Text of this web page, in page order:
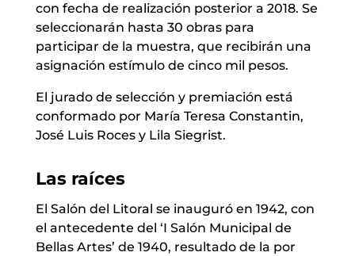
con fecha de realización posterior a 2018. Se
seleccionarán hasta 30 obras para
participar de la muestra, que recibirán una
asignación estímulo de cinco mil pesos.
El jurado de selección y premiación está
conformado por María Teresa Constantin,
José Luis Roces y Lila Siegrist.
Las raíces
El Salón del Litoral se inauguró en 1942, con
el antecedente del ‘I Salón Municipal de
Bellas Artes’ de 1940, resultado de la por